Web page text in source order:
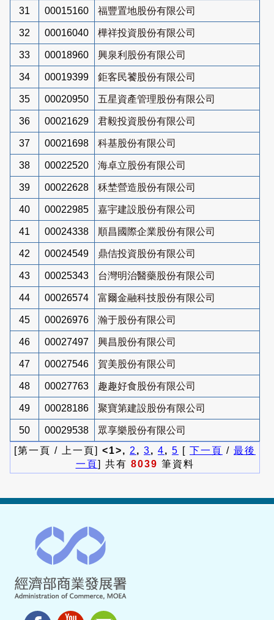
31 00015160 福豐置地股份有限公司
32 00016040 樺祥投資股份有限公司
33 00018960 興泉利股份有限公司
34 00019399 鉅客民饕股份有限公司
35 00020950 五星資產管理股份有限公司
36 00021629 君毅投資股份有限公司
37 00021698 科基股份有限公司
38 00022520 海卓立股份有限公司
39 00022628 秝埜營造股份有限公司
40 00022985 嘉宇建設股份有限公司
41 00024338 順昌國際企業股份有限公司
42 00024549 鼎佶投資股份有限公司
43 00025343 台灣明治醫藥股份有限公司
44 00026574 富爾金融科技股份有限公司
45 00026976 瀚于股份有限公司
46 00027497 興昌股份有限公司
47 00027546 賀美股份有限公司
48 00027763 趣趣好食股份有限公司
49 00028186 聚寶第建設股份有限公司
50 00029538
眾享樂股份有限公司
[第一頁 / 上一頁] <1>, 2 , 3, 4, 5 [ 下一頁 / 最後
一頁] 共有 8039 筆資料